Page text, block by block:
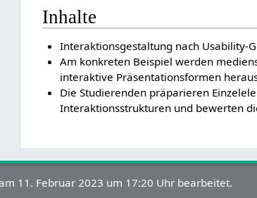
Inhalte
Interaktionsgestaltung nach Usability-
Am konkreten Beispiel werden
interaktive Präsentationsformen
Die Studierenden präparieren
Interaktionsstrukturen und bewerten
11. Februar 2023 um 17:20 Uhr bearbeitet.